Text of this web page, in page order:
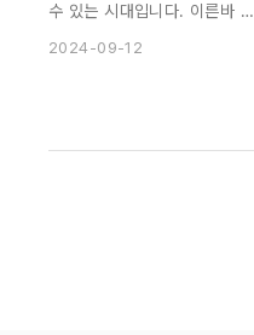
수 있는 시대입니다. 이른바 노
코드 앱개발 도구들의 기능과
2024-09-12